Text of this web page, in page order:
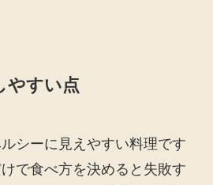
やすい点
シーに見えやすい料理です
で食べ方を決めると失敗す